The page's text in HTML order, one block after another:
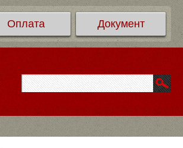
Оплата Документ